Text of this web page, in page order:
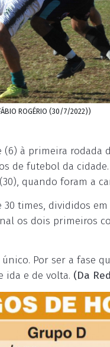
ROGÉRIO (30/7/2022))
à primeira rodada
de futebol da
quando foram a
times, divididos em
os dois primeiros
Por ser a fase
ida e de volta. (Da